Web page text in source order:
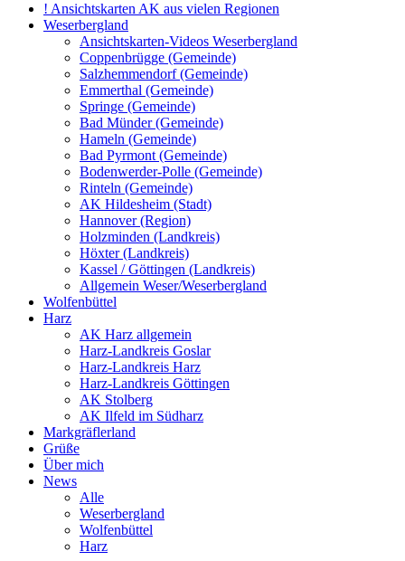
! Ansichtskarten AK aus vielen Regionen
Weserbergland
Ansichtskarten-Videos Weserbergland
Coppenbrügge (Gemeinde)
Salzhemmendorf (Gemeinde)
Emmerthal (Gemeinde)
Springe (Gemeinde)
Bad Münder (Gemeinde)
Hameln (Gemeinde)
Bad Pyrmont (Gemeinde)
Bodenwerder-Polle (Gemeinde)
Rinteln (Gemeinde)
AK Hildesheim (Stadt)
Hannover (Region)
Holzminden (Landkreis)
Höxter (Landkreis)
Kassel / Göttingen (Landkreis)
Allgemein Weser/Weserbergland
Wolfenbüttel
Harz
AK Harz allgemein
Harz-Landkreis Goslar
Harz-Landkreis Harz
Harz-Landkreis Göttingen
AK Stolberg
AK Ilfeld im Südharz
Markgräflerland
Grüße
Über mich
News
Alle
Weserbergland
Wolfenbüttel
Harz